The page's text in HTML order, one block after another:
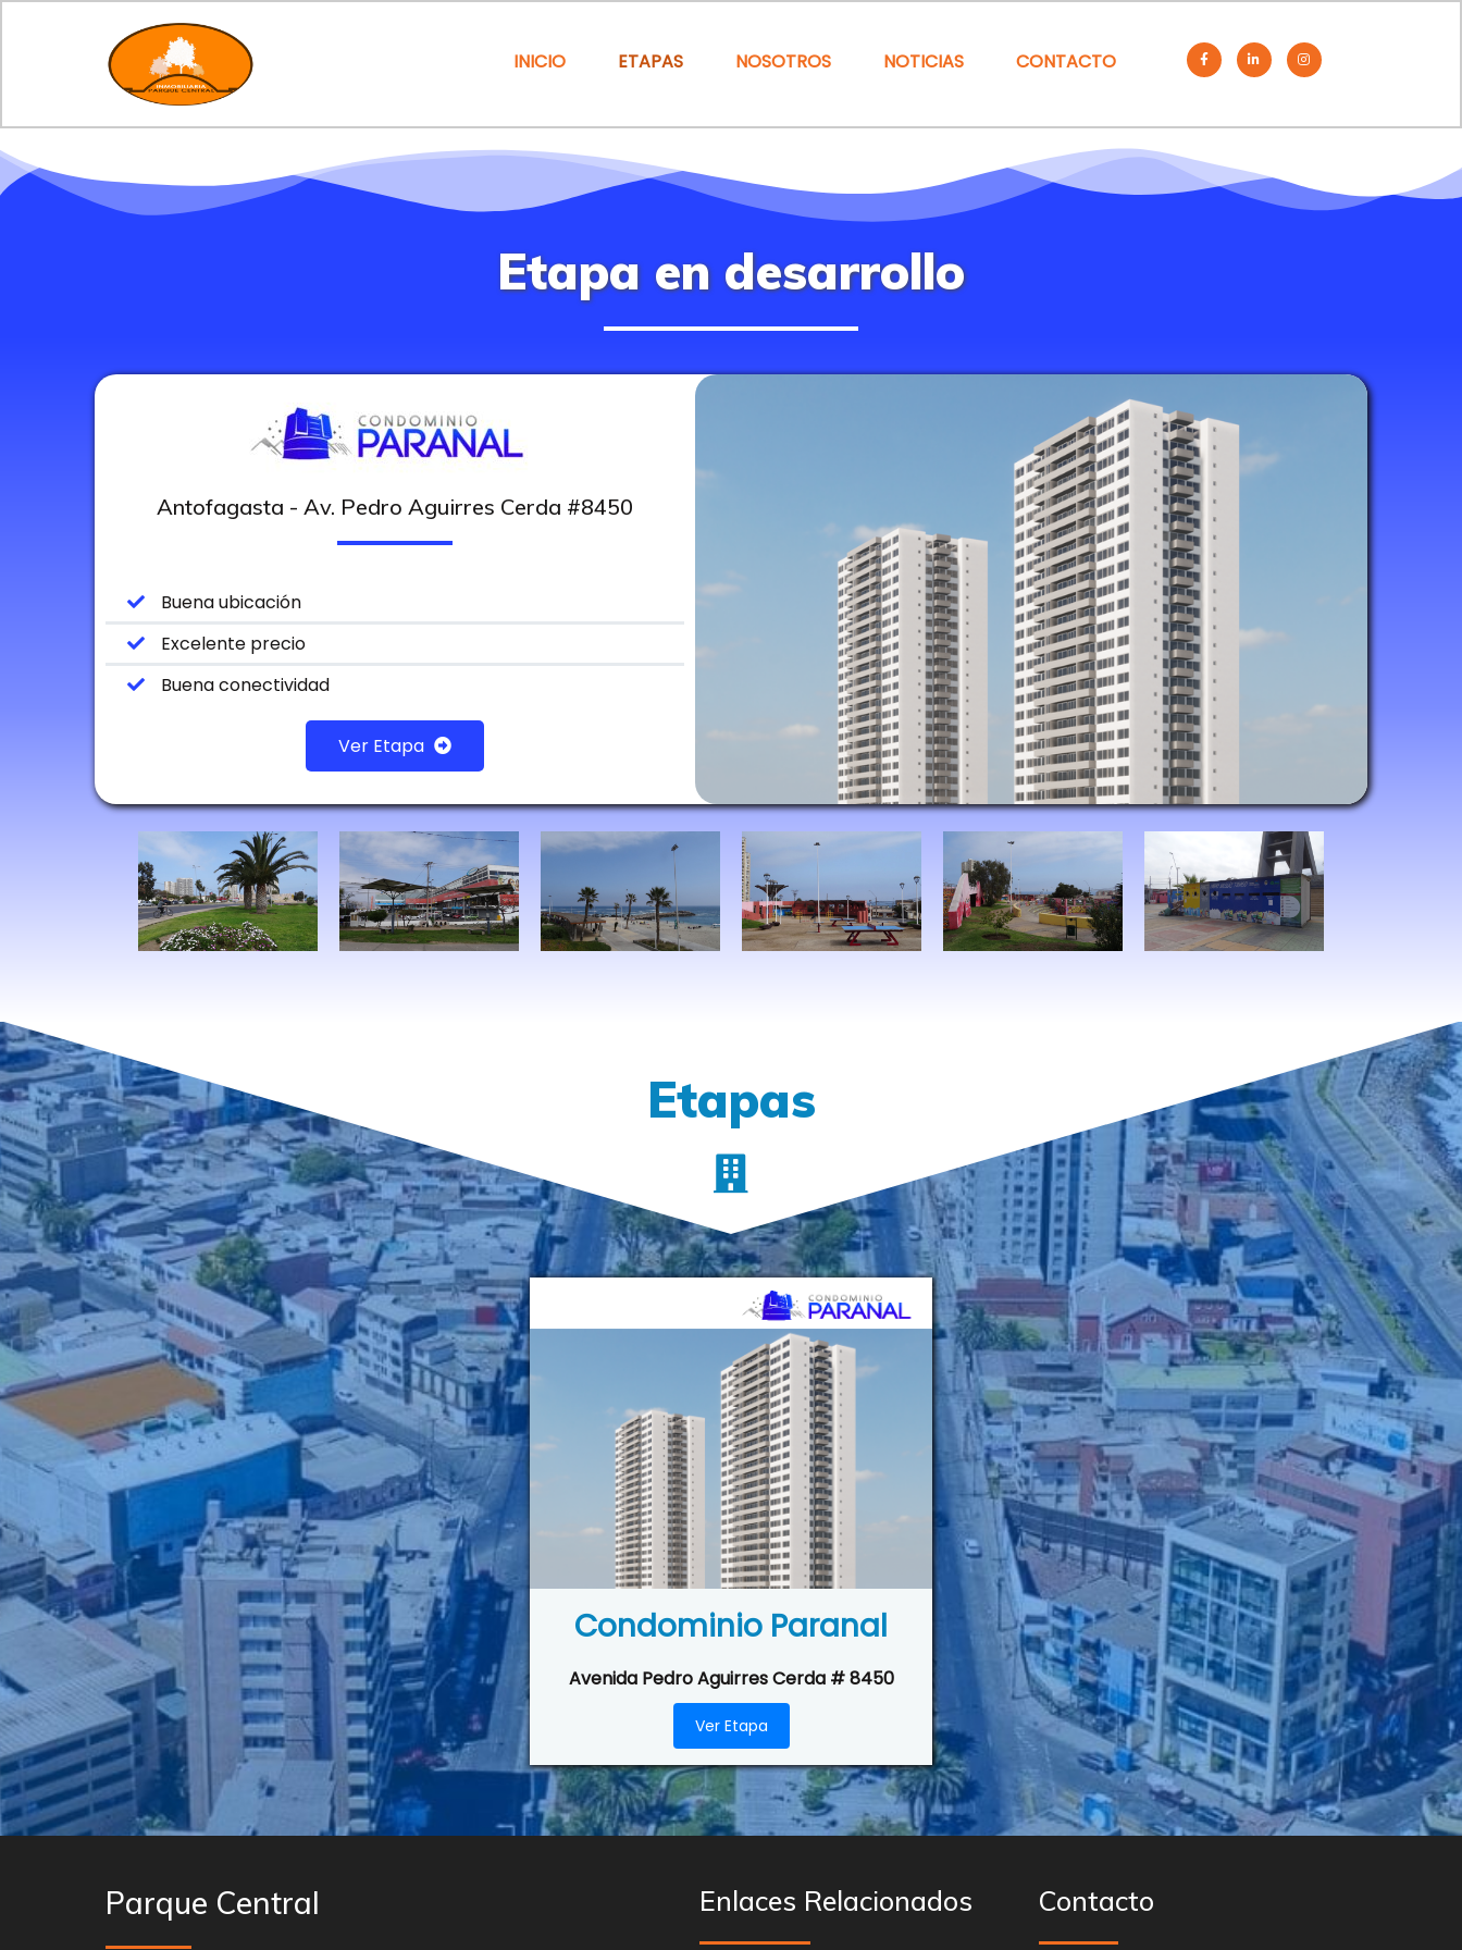
INICIO ETAPAS NOSOTROS NOTICIAS CONTACTO
Etapa en desarrollo
Antofagasta - Av. Pedro Aguirres Cerda #8450
Buena ubicación
Excelente precio
Buena conectividad
Ver Etapa
Etapas
Condominio Paranal
Avenida Pedro Aguirres Cerda # 8450
Ver Etapa
Parque Central Enlaces Relacionados Contacto